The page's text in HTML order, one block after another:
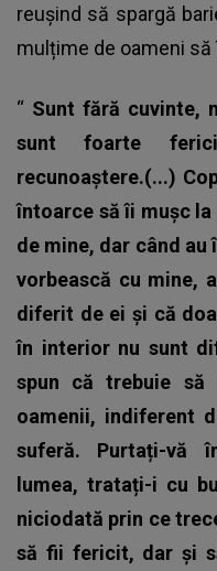
reușind să spargă
mulțime de oameni
“ Sunt fără cuvinte,
sunt foarte
recunoaștere.(...)
întoarce să îi mușc
de mine, dar când au
vorbească cu mine,
diferit de ei și că
în interior nu sunt
spun că trebuie să
oamenii, indiferent
suferă. Purtați-vă
lumea, tratați-i cu
niciodată prin ce
să fii fericit, dar și